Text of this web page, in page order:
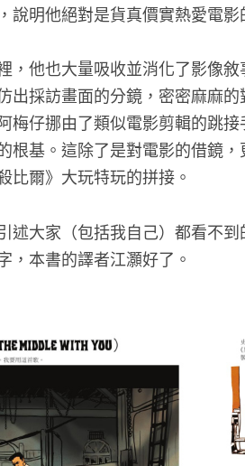
說明他絕對是貨真價實熱愛電影
，他也大量吸收並消化了影像
出採訪畫面的分鏡，密密麻麻
梅仔挪由了類似電影剪輯的跳
根基。這除了是對電影的借鏡
比爾》大玩特玩的拼接。
述大家（包括我自己）都看不
，本書的譯者江灝好了。